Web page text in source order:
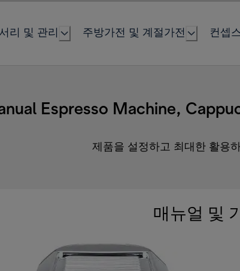
리 및 관리 주방가전 및 계절가전 컨셉
Espresso Machine,
제품을 설정하고 최대한 활용
매뉴얼 및